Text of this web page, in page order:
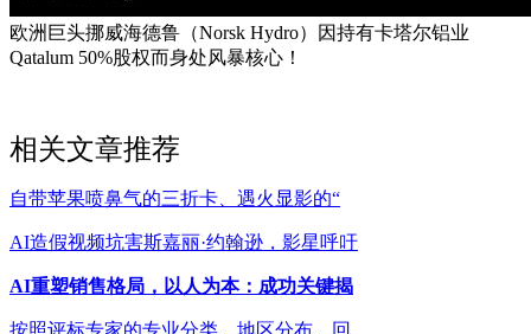
欧洲巨头挪威海德鲁（Norsk Hydro）因持有卡塔尔铝业
Qatalum 50%股权而身处风暴核心！
相关文章推荐
自带苹果喷鼻气的三折卡、遇火显影的“
AI造假视频坑害斯嘉丽·约翰逊，影星呼吁
AI重塑销售格局，以人为本：成功关键揭
按照评标专家的专业分类、地区分布、回